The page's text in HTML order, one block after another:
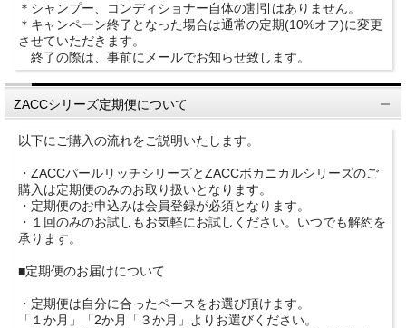
＊シャンプー、コンディショナー自体の割引はありません。
＊キャンペーン終了となった場合は通常の定期(10%オフ)に変更
させていただきます。
終了の際は、事前にメールでお知らせ致します。
ZACCシリーズ定期便について
以下にご購入の流れをご説明いたします。
・ZACCパールリッチシリーズとZACCボカニカルシリーズのご
購入は定期便のみのお取り扱いとなります。
・定期便のお申込みは会員登録が必須となります。
・１回のみのお試しもお気軽にお試しください。いつでも解約を
承ります。
■定期便のお届けについて
・定期便は自分に合ったペースをお選び頂けます。
「１か月」「2か月「３か月」よりお選びください。